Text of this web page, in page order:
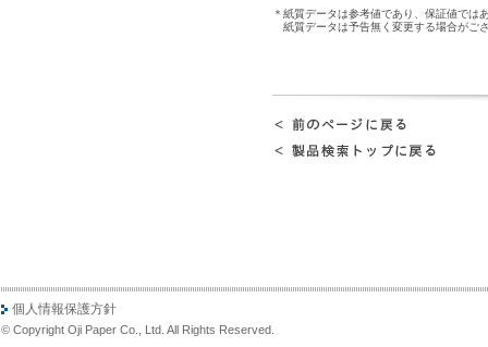
＊紙質データは参考値であり、保証値では
紙質データは予告無く変更する場合がご
個人情報保護方針
© Copyright Oji Paper Co., Ltd. All Rights Reserved.